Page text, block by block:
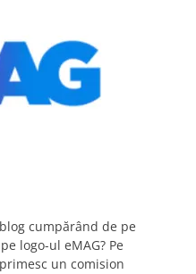
cumpărând de pe
logo-ul eMAG? Pe
un comision